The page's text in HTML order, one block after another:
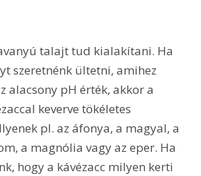
talajt tud kialakítani. Ha
szeretnénk ültetni, amihez
alacsony pH érték, akkor a
keverve tökéletes
pl. az áfonya, a magyal, a
a magnólia vagy az eper. Ha
hogy a kávézacc milyen kerti